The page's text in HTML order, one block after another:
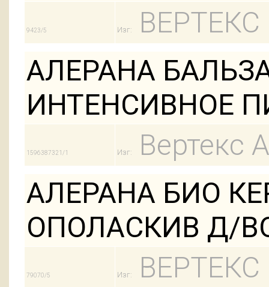
9423/5 Изг:
ВЕРТЕКС
АЛЕРАНА
ИНТЕНСИВНОЕ
1596387321/1 Изг:
Вертекс
АЛЕРАНА БИО
ОПОЛАСКИВ Д/
79070/5 Изг:
ВЕРТЕКС